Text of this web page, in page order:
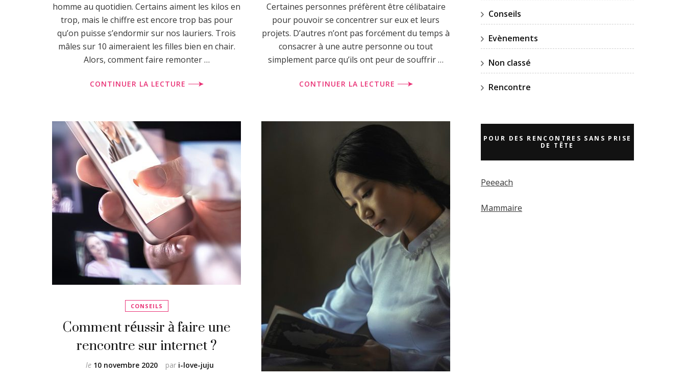
homme au quotidien. Certains aiment les kilos en
trop, mais le chiffre est encore trop bas pour
qu’on puisse s’endormir sur nos lauriers. Trois
mâles sur 10 aimeraient les filles bien en chair.
Alors, comment faire remonter …
CONTINUER LA LECTURE
Certaines personnes préfèrent être célibataire
pour pouvoir se concentrer sur eux et leurs
projets. D’autres n’ont pas forcément du temps à
consacrer à une autre personne ou tout
simplement parce qu’ils ont peur de souffrir …
CONTINUER LA LECTURE
CONSEILS
Comment réussir à faire une
rencontre sur internet ?
par i-love-juju
le 10 novembre 2020
Conseils
Evènements
Non classé
Rencontre
POUR DES RENCONTRES SANS PRISE
DE TÊTE
Peeeach
Mammaire